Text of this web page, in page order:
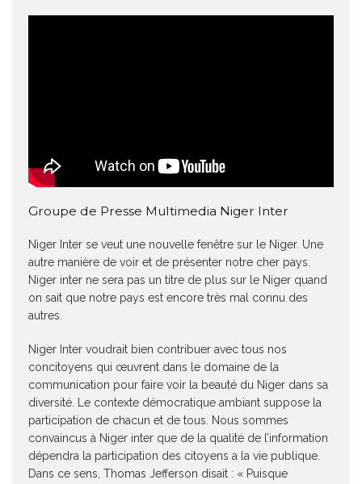
Groupe de Presse Multimedia Niger Inter
Niger Inter se veut une nouvelle fenêtre sur le Niger. Une
autre manière de voir et de présenter notre cher pays.
Niger inter ne sera pas un titre de plus sur le Niger quand
on sait que notre pays est encore très mal connu des
autres.
Niger Inter voudrait bien contribuer avec tous nos
concitoyens qui œuvrent dans le domaine de la
communication pour faire voir la beauté du Niger dans sa
diversité. Le contexte démocratique ambiant suppose la
participation de chacun et de tous. Nous sommes
convaincus à Niger inter que de la qualité de l’information
dépendra la participation des citoyens a la vie publique.
Dans ce sens, Thomas Jefferson disait : « Puisque